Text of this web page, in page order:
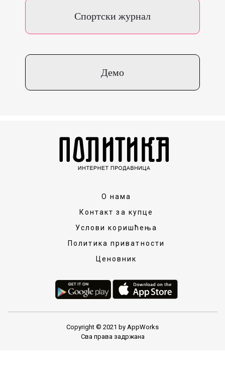
Спортски журнал
Демо
О нама
Контакт за купце
Услови коришћења
Политика приватности
Ценовник
Copyright © 2021 by AppWorks
Сва права задржана